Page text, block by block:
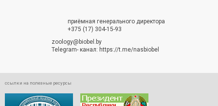
приёмная генерального директора
+375 (17) 304-15-93
zoology@biobel.by
Telegram- канал: https://t.me/nasbiobel
ссылки на полезные ресурсы